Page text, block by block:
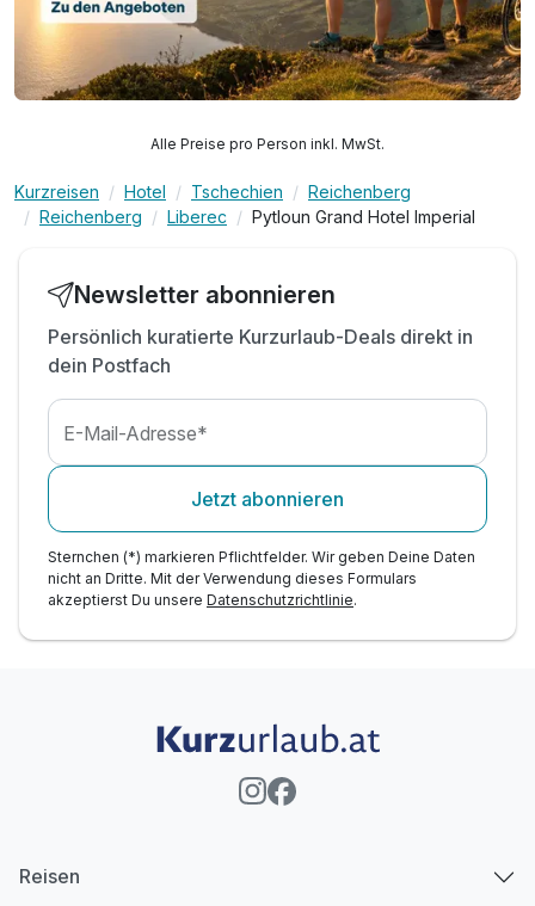
Alle Preise pro Person inkl. MwSt.
Kurzreisen Hotel Tschechien
Reichenberg
Reichenberg
Liberec Pytloun Grand Hotel Imperial
Newsletter abonnieren
Persönlich kuratierte Kurzurlaub-Deals direkt in
dein Postfach
E-Mail-Adresse*
Jetzt abonnieren
Sternchen (*) markieren Pflichtfelder. Wir geben Deine Daten
nicht an Dritte. Mit der Verwendung dieses Formulars
akzeptierst Du unsere Datenschutzrichtlinie.
Reisen